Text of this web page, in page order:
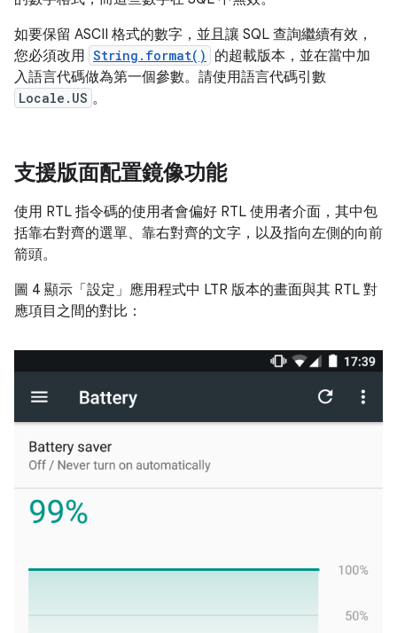
如要保留 ASCII 格式的數字，並且讓 SQL 查詢繼續有效，
您必須改用 String.format()
的超載版本，並在當中加
入語言代碼做為第一個參數。請使用語言代碼引數
Locale.US 。
支援版面配置鏡像功能
使用 RTL 指令碼的使用者會偏好 RTL 使用者介面，其中包
括靠右對齊的選單、靠右對齊的文字，以及指向左側的向前
箭頭。
圖 4 顯示「設定」應用程式中 LTR 版本的畫面與其 RTL 對
應項目之間的對比：